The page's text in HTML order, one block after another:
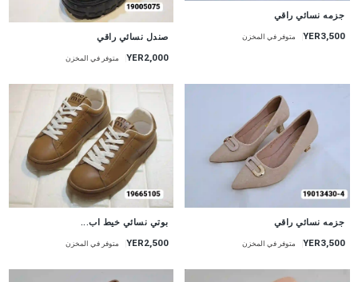
جزمه نسائي راقي
YER3,500 متوفر في المخزن صندل نسائي راقي
YER2,000 متوفر في المخزن
جزمه نسائي راقي
YER3,500 متوفر في المخزن
بوتي نسائي خيط اب...
YER2,500 متوفر في المخزن